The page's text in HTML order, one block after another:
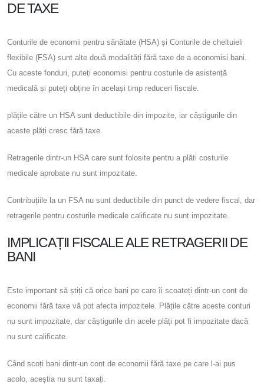
DE TAXE
Conturile de economii pentru sănătate (HSA) și Conturile de cheltuieli
flexibile (FSA) sunt alte două modalități fără taxe de a economisi bani.
Cu aceste fonduri, puteți economisi pentru costurile de asistență
medicală și puteți obține în același timp reduceri fiscale.
plățile către un HSA sunt deductibile din impozite, iar câștigurile din
aceste plăți cresc fără taxe.
Retragerile dintr-un HSA care sunt folosite pentru a plăti costurile
medicale aprobate nu sunt impozitate.
Contribuțiile la un FSA nu sunt deductibile din punct de vedere fiscal, dar
retragerile pentru costurile medicale calificate nu sunt impozitate.
IMPLICAȚII FISCALE ALE RETRAGERII DE
BANI
Este important să știți că orice bani pe care îi scoateți dintr-un cont de
economii fără taxe vă pot afecta impozitele. Plățile către aceste conturi
nu sunt impozitate, dar câștigurile din acele plăți pot fi impozitate dacă
nu sunt calificate.
Când scoți bani dintr-un cont de economii fără taxe pe care l-ai pus
acolo, aceștia nu sunt taxați.